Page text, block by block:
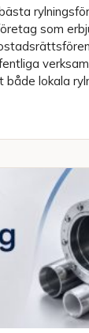
som
både lokala